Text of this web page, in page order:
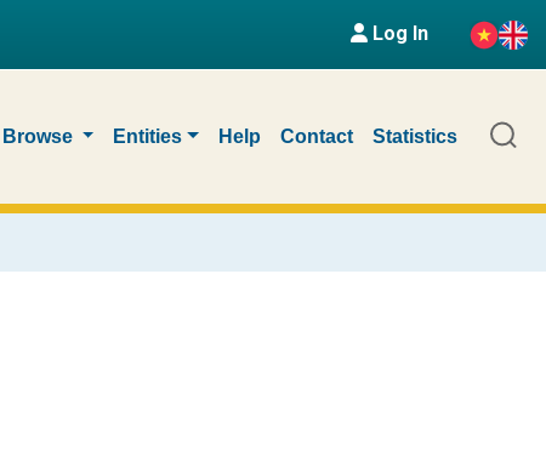
Log In
Browse Entities Help Contact Statistics